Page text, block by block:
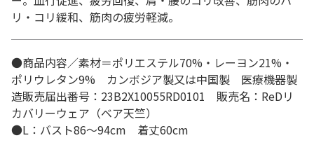
リ・コリ緩和、筋肉の疲労軽減。
●商品内容／素材＝ポリエステル70%・レーヨン21%・
ポリウレタン9% カンボジア製又は中国製 医療機器製
造販売届出番号：23B2X10055RD0101 販売名：ReDリ
カバリーウェア（ベア天竺）
●L：バスト86～94cm 着丈60cm